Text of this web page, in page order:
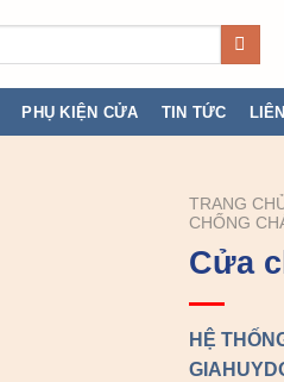
PHỤ KIỆN CỬA TIN TỨC
TRANG
CHỐNG
Cửa
HỆ